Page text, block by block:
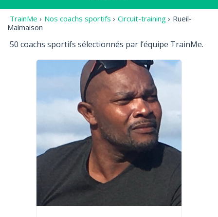
TrainMe › Nos coachs sportifs › Circuit-training › Rueil-
Malmaison
50 coachs sportifs sélectionnés par l’équipe TrainMe.